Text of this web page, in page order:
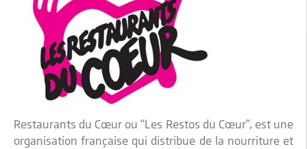
Restaurants du Cœur ou “Les Restos du Cœur”, est une
organisation française qui distribue de la nourriture et